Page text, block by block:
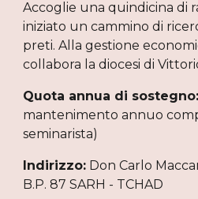
Accoglie una quindicina di
iniziato un cammino di
preti. Alla gestione
collabora la diocesi di
Quota annua di
mantenimento annuo
seminarista)
Indirizzo: Don Carlo
B.P. 87 SARH - TCHAD